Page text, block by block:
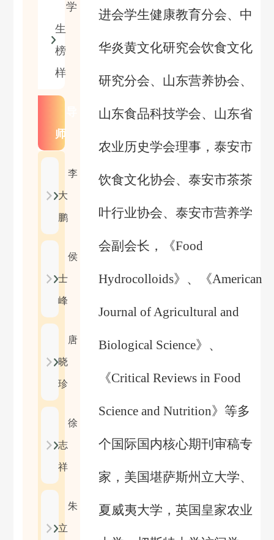
学
生
榜
样
师
李
大
鹏
侯
士
峰
唐
晓
珍
徐
志
祥
朱
立
进会学生健康教育分会、中
华炎黄文化研究会饮食文化
研究分会、山东营养协会、
山东食品科技学会、山东省
农业历史学会理事，泰安市
饮食文化协会、泰安市茶茶
叶行业协会、泰安市营养学
会副会长，《Food
Hydrocolloids》、《American
Journal of Agricultural and
Biological Science》、
《Critical Reviews in Food
Science and Nutrition》等多
个国际国内核心期刊审稿专
家，美国堪萨斯州立大学、
夏威夷大学，英国皇家农业